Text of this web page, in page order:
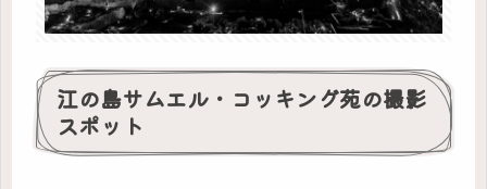
江の島サムエル・コッキング苑の撮影
スポット